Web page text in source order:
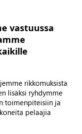
vastuussa
rikkomuksista
lisäksi ryhdymme
toimenpiteisiin ja
pelaajia